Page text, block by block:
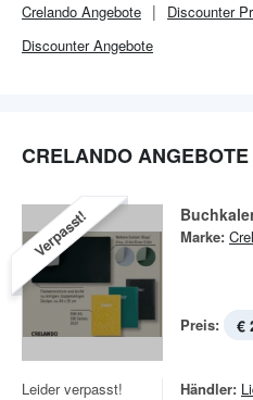
Crelando Angebote Discounter
DiscounterAngebote
CRELANDO
Verpasst! Marke:
Preis: €
Leider verpasst!
Händler: